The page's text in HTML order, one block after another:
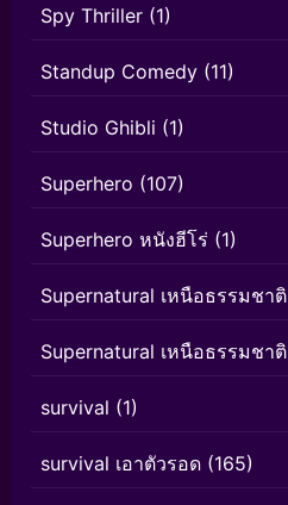
Spy Thriller (1)
Standup Comedy (11)
Studio Ghibli (1)
Superhero (107)
Superhero หนังฮีโร่ (1)
Supernatural เหนือธรรมชาติ
Supernatural เหนือธรรมชาติ
survival (1)
survival เอาตัวรอด (165)